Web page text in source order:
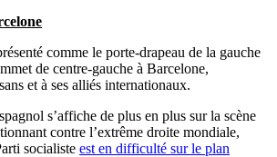
comme le porte-drapeau de la gauche
de centre-gauche à Barcelone,
et à ses alliés internationaux.
s’affiche de plus en plus sur la scène
contre l’extrême droite mondiale,
socialiste est en difficulté sur le plan